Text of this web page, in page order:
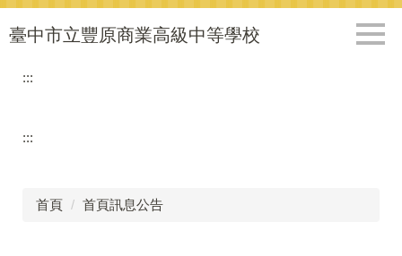
跳
到
臺中市立豐原商業高級中等學校
:::
:::
首頁 首頁訊息公告